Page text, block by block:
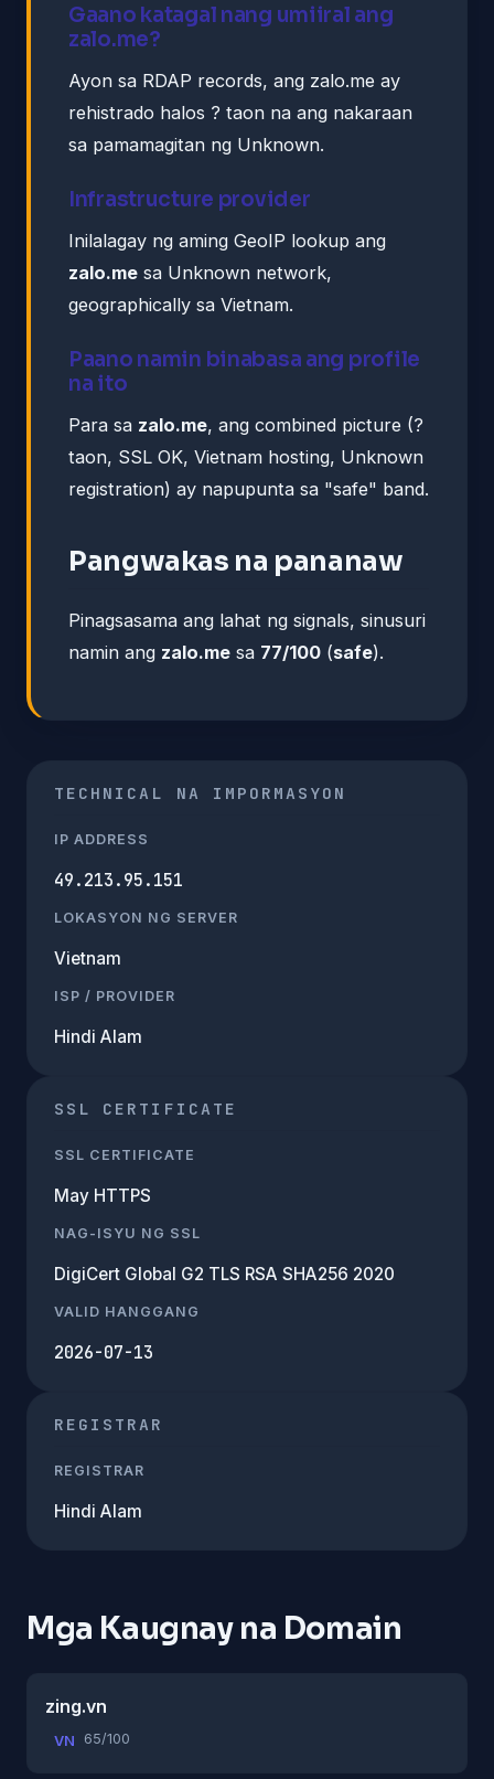
Gaano katagal nang umiiral ang
zalo.me?
Ayon sa RDAP records, ang zalo.me ay
rehistrado halos ? taon na ang nakaraan
sa pamamagitan ng Unknown.
Infrastructure provider
Inilalagay ng aming GeoIP lookup ang
zalo.me sa Unknown network,
geographically sa Vietnam.
Paano namin binabasa ang profile
na ito
Para sa zalo.me, ang combined picture (?
taon, SSL OK, Vietnam hosting, Unknown
registration) ay napupunta sa "safe" band.
Pangwakas na pananaw
Pinagsasama ang lahat ng signals, sinusuri
namin ang zalo.me sa 77/100 (safe).
TECHNICAL NA IMPORMASYON
IP ADDRESS
49.213.95.151
LOKASYON NG SERVER
Vietnam
ISP / PROVIDER
Hindi Alam
SSL CERTIFICATE
SSL CERTIFICATE
May HTTPS
NAG-ISYU NG SSL
DigiCert Global G2 TLS RSA SHA256 2020
VALID HANGGANG
2026-07-13
REGISTRAR
REGISTRAR
Hindi Alam
Mga Kaugnay na Domain
zing.vn
VN 65/100